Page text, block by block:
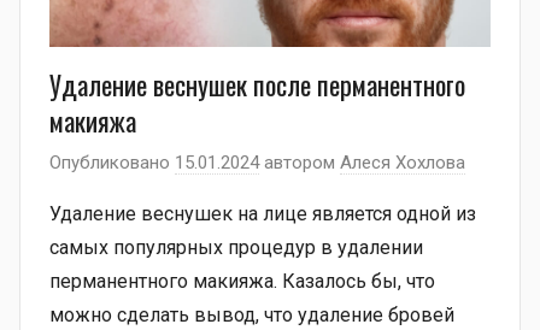
Удаление веснушек после перманентного
макияжа
Опубликовано 15.01.2024автором Алеся Хохлова
Удаление веснушек на лице является одной из
самых популярных процедур в удалении
перманентного макияжа. Казалось бы, что
можно сделать вывод, что удаление бровей